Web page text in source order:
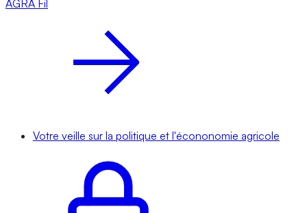
AGRA Fil
Votre veille sur la politique et l'écononomie agricole